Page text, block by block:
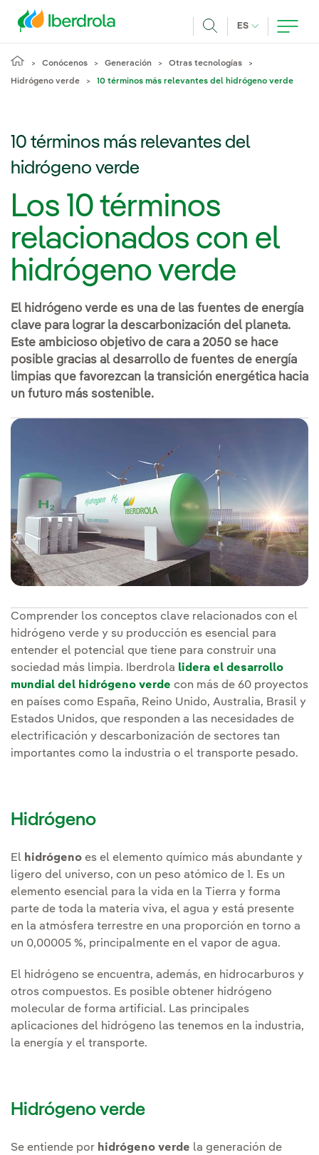
ES IDIOMA
Conócenos Generación Otras tecnologías
Hidrógeno verde 10 términos más relevantes del hidrógeno verde
10 términos más relevantes del
hidrógeno verde
Los 10 términos
relacionados con el
hidrógeno verde
El hidrógeno verde es una de las fuentes de energía
clave para lograr la descarbonización del planeta.
Este ambicioso objetivo de cara a 2050 se hace
posible gracias al desarrollo de fuentes de energía
limpias que favorezcan la transición energética hacia
un futuro más sostenible.
Comprender los conceptos clave relacionados con el
hidrógeno verde y su producción es esencial para
entender el potencial que tiene para construir una
sociedad más limpia. Iberdrola lidera el desarrollo
mundial del hidrógeno verde con más de 60 proyectos
en países como España, Reino Unido, Australia, Brasil y
Estados Unidos, que responden a las necesidades de
electrificación y descarbonización de sectores tan
importantes como la industria o el transporte pesado.
Hidrógeno
El hidrógeno es el elemento químico más abundante y
ligero del universo, con un peso atómico de 1. Es un
elemento esencial para la vida en la Tierra y forma
parte de toda la materia viva, el agua y está presente
en la atmósfera terrestre en una proporción en torno a
un 0,00005 %, principalmente en el vapor de agua.
El hidrógeno se encuentra, además, en hidrocarburos y
otros compuestos. Es posible obtener hidrógeno
molecular de forma artificial. Las principales
aplicaciones del hidrógeno las tenemos en la industria,
la energía y el transporte.
Hidrógeno verde
Se entiende por hidrógeno verde la generación de